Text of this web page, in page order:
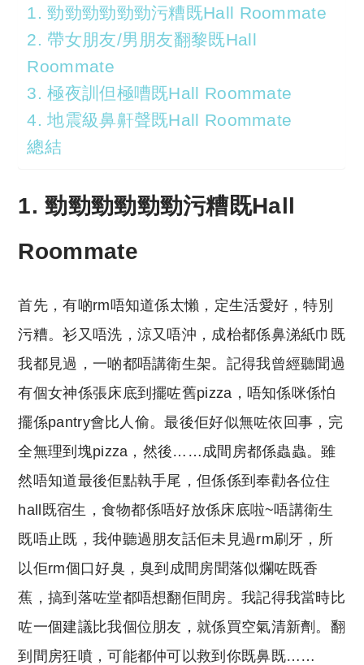
1. 勁勁勁勁勁勁污糟既Hall Roommate
2. 帶女朋友/男朋友翻黎既Hall
Roommate
3. 極夜訓但極嘈既Hall Roommate
4. 地震級鼻鼾聲既Hall Roommate
總結
1. 勁勁勁勁勁勁污糟既Hall
Roommate
首先，有啲rm唔知道係太懶，定生活愛好，特別
污糟。衫又唔洗，涼又唔沖，成枱都係鼻涕紙巾既
我都見過，一啲都唔講衛生架。記得我曾經聽聞過
有個女神係張床底到擺咗舊pizza，唔知係咪係怕
擺係pantry會比人偷。最後佢好似無咗依回事，完
全無理到塊pizza，然後……成間房都係蟲蟲。雖
然唔知道最後佢點執手尾，但係係到奉勸各位住
hall既宿生，食物都係唔好放係床底啦~唔講衛生
既唔止既，我仲聽過朋友話佢未見過rm刷牙，所
以佢rm個口好臭，臭到成間房聞落似爛咗既香
蕉，搞到落咗堂都唔想翻佢間房。我記得我當時比
咗一個建議比我個位朋友，就係買空氣清新劑。翻
到間房狂噴，可能都仲可以救到你既鼻既……